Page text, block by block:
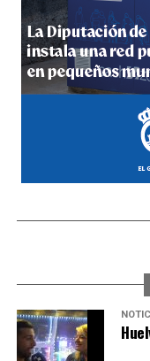
4º DÍA DE LAS
hace 5 días·
SEXTA CORRIDA